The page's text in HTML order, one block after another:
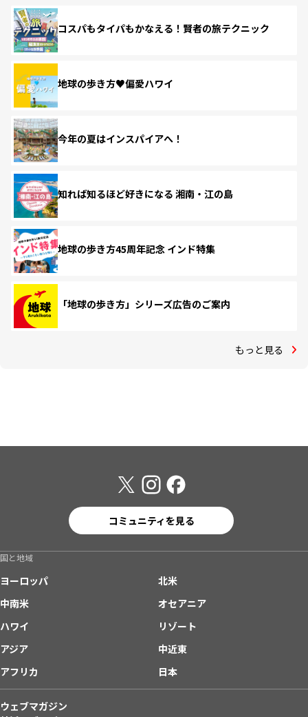
コスパもタイパもかなえる！賢者の旅テクニック
地球の歩き方♥偏愛ハワイ
今年の夏はインスパイアへ！
知れば知るほど好きになる 湘南・江の島
地球の歩き方45周年記念 インド特集
「地球の歩き方」シリーズ広告のご案内
もっと見る
コミュニティを見る
国と地域
ヨーロッパ
北米
中南米
オセアニア
ハワイ
リゾート
アジア
中近東
アフリカ
日本
ウェブマガジン